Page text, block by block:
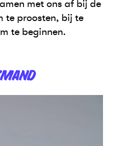
met ons af bij de
te proosten, bij te
te beginnen.